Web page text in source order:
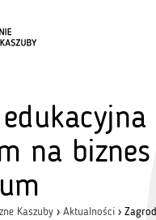
na
Kaszuby › Aktualności ›